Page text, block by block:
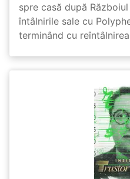
spre casă după
întâlnirile sale cu
terminând cu